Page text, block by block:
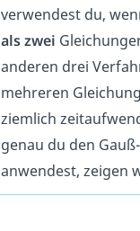
verwendest du,
als zwei
anderen drei
mehreren
ziemlich
genau du den
anwendest, zeigen